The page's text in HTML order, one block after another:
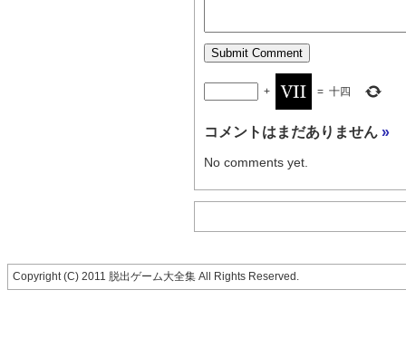
+ = 十四
コメントはまだありません »
No comments yet.
Copyright (C) 2011 脱出ゲーム大全集 All Rights Reserved.